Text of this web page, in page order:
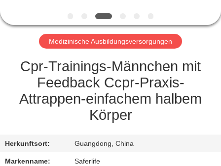
MIT
UNS
NEUIGKEITEN
RECHTSSACHEN
EIN
ANGEBOT
Medizinische Ausbildungsversorgungen
Cpr-Trainings-Männchen mit
Feedback Ccpr-Praxis-
Attrappen-einfachem halbem
Körper
Herkunftsort: Guangdong, China
Markenname: Saferlife